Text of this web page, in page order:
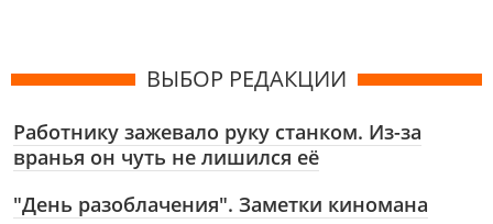
ВЫБОР РЕДАКЦИИ
Работнику зажевало руку станком. Из-за
вранья он чуть не лишился её
"День разоблачения". Заметки киномана